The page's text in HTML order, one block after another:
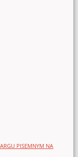
PISEMNYM NA